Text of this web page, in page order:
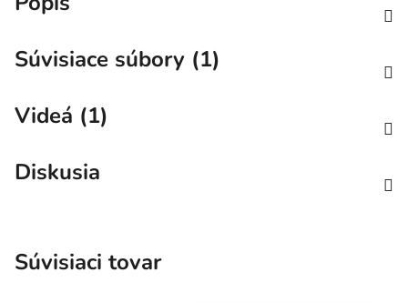
Súvisiace súbory (1)
Videá (1)
Diskusia
Súvisiaci tovar